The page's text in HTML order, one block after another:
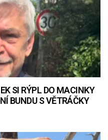
SI RÝPL DO MACINKY
BUNDU S VĚTRÁČKY